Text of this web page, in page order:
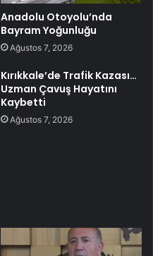
Anadolu Otoyolu’nda
Bayram Yoğunluğu
Ağustos 7, 2026
Kırıkkale’de Trafik Kazası…
Uzman Çavuş Hayatını
Kaybetti
Ağustos 7, 2026